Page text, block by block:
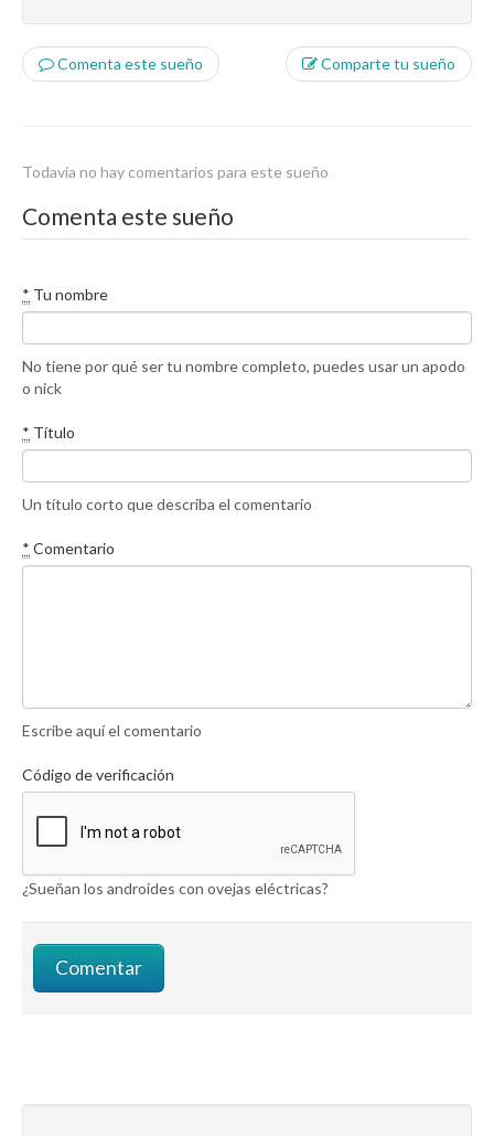
Comenta este sueño Comparte tu sueño
Todavía no hay comentarios para este sueño
Comenta este sueño
* Tu nombre
No tiene por qué ser tu nombre completo, puedes usar un apodo
o nick
* Título
Un título corto que describa el comentario
* Comentario
Escribe aquí el comentario
Código de verificación
¿Sueñan los androides con ovejas eléctricas?